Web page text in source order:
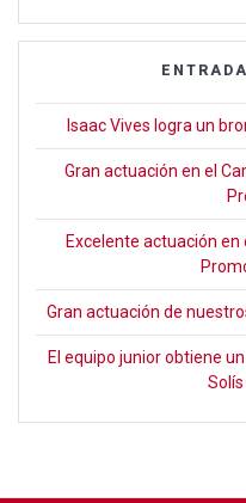
Isaac Vives logra un
Gran actuación en el
Excelente actuación
Gran actuación de
El equipo junior obtiene